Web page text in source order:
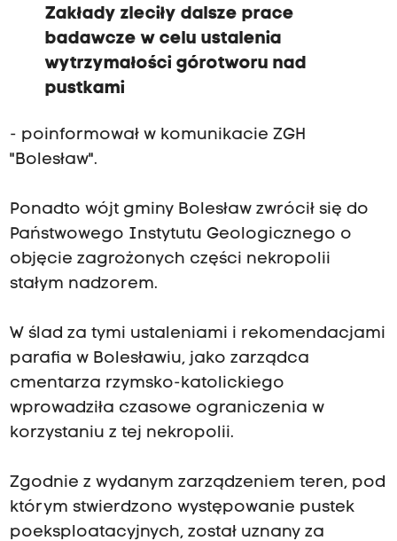
Zakłady zleciły dalsze prace
badawcze w celu ustalenia
wytrzymałości górotworu nad
pustkami
- poinformował w komunikacie ZGH
"Bolesław".
Ponadto wójt gminy Bolesław zwrócił się do
Państwowego Instytutu Geologicznego o
objęcie zagrożonych części nekropolii
stałym nadzorem.
W ślad za tymi ustaleniami i rekomendacjami
parafia w Bolesławiu, jako zarządca
cmentarza rzymsko-katolickiego
wprowadziła czasowe ograniczenia w
korzystaniu z tej nekropolii.
Zgodnie z wydanym zarządzeniem teren, pod
którym stwierdzono występowanie pustek
poeksploatacyjnych, został uznany za